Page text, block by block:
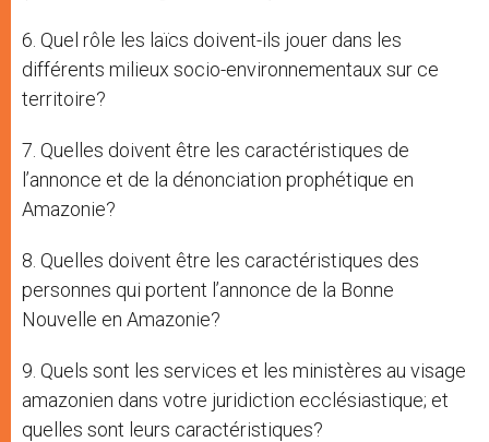
6. Quel rôle les laïcs doivent-ils jouer dans les
différents milieux socio-environnementaux sur ce
territoire?
7. Quelles doivent être les caractéristiques de
l’annonce et de la dénonciation prophétique en
Amazonie?
8. Quelles doivent être les caractéristiques des
personnes qui portent l’annonce de la Bonne
Nouvelle en Amazonie?
9. Quels sont les services et les ministères au visage
amazonien dans votre juridiction ecclésiastique; et
quelles sont leurs caractéristiques?